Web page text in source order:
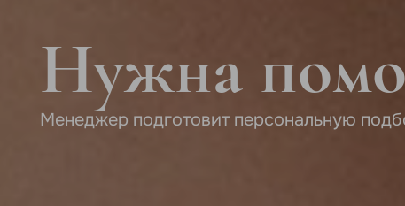
Нужна
Менеджер подготовит персональную